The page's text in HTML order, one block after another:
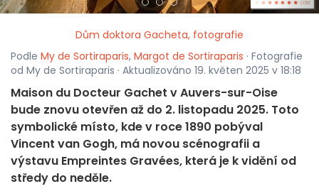
Dům doktora Gacheta, fotografie
Podle My de Sortiraparis, Margot de Sortiraparis · Fotografie
od My de Sortiraparis · Aktualizováno 19. květen 2025 v 18:18
Maison du Docteur Gachet v Auvers-sur-Oise
bude znovu otevřen až do 2. listopadu 2025. Toto
symbolické místo, kde v roce 1890 pobýval
Vincent van Gogh, má novou scénografii a
výstavu Empreintes Gravées, která je k vidění od
středy do neděle.